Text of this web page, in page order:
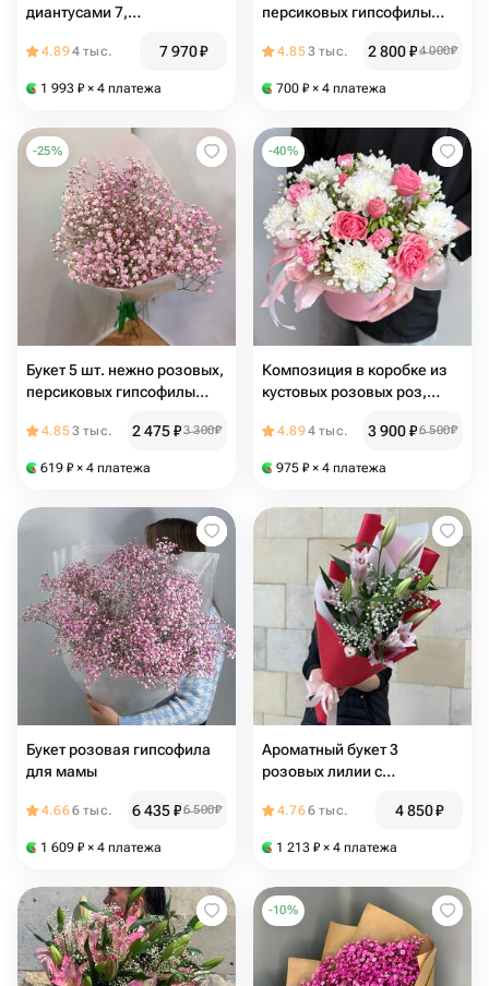
диантусами 7,
гипсофилой 2
4.894 тыс. 7 970₽
1 993 ₽ × 4 платежа
персиковых гипсофилы
нежно розовая персиковая
4.853 тыс. 2 800₽4 000₽
700 ₽ × 4 платежа
-25%
Букет 5 шт. нежно розовых,
персиковых гипсофилы
нежно розовая персиковая
4.853 тыс. 2 475₽3 300₽
619 ₽ × 4 платежа
-40%
Композиция в коробке из
кустовых розовых роз,
гипсофилы
4.894 тыс. 3 900₽6 500₽
975 ₽ × 4 платежа
Букет розовая гипсофила
для мамы
4.666 тыс. 6 435₽6 500₽
1 609 ₽ × 4 платежа
Ароматный букет 3
розовых лилии с
4.766 тыс. 4 850₽
1 213 ₽ × 4 платежа
-10%